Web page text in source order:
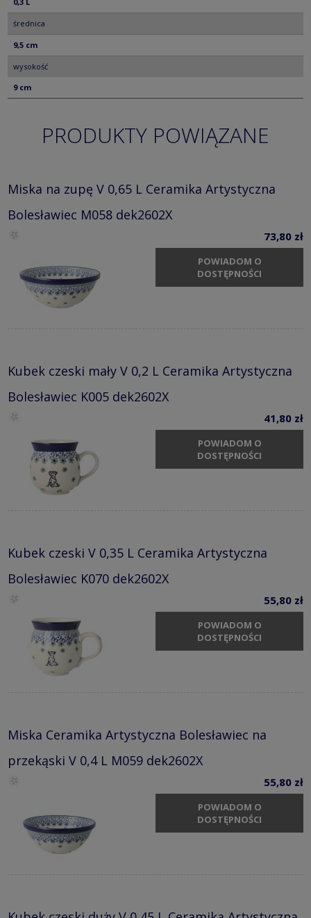
średnica
9,5 cm
wysokość
9 cm
PRODUKTY POWIĄZANE
Miska na zupę V 0,65 L Ceramika Artystyczna
Bolesławiec M058 dek2602X
73,80 zł
POWIADOM O
DOSTĘPNOŚCI
Kubek czeski mały V 0,2 L Ceramika Artystyczna
Bolesławiec K005 dek2602X
41,80 zł
POWIADOM O
DOSTĘPNOŚCI
Kubek czeski V 0,35 L Ceramika Artystyczna
Bolesławiec K070 dek2602X
55,80 zł
POWIADOM O
DOSTĘPNOŚCI
Miska Ceramika Artystyczna Bolesławiec na
przekąski V 0,4 L M059 dek2602X
55,80 zł
POWIADOM O
DOSTĘPNOŚCI